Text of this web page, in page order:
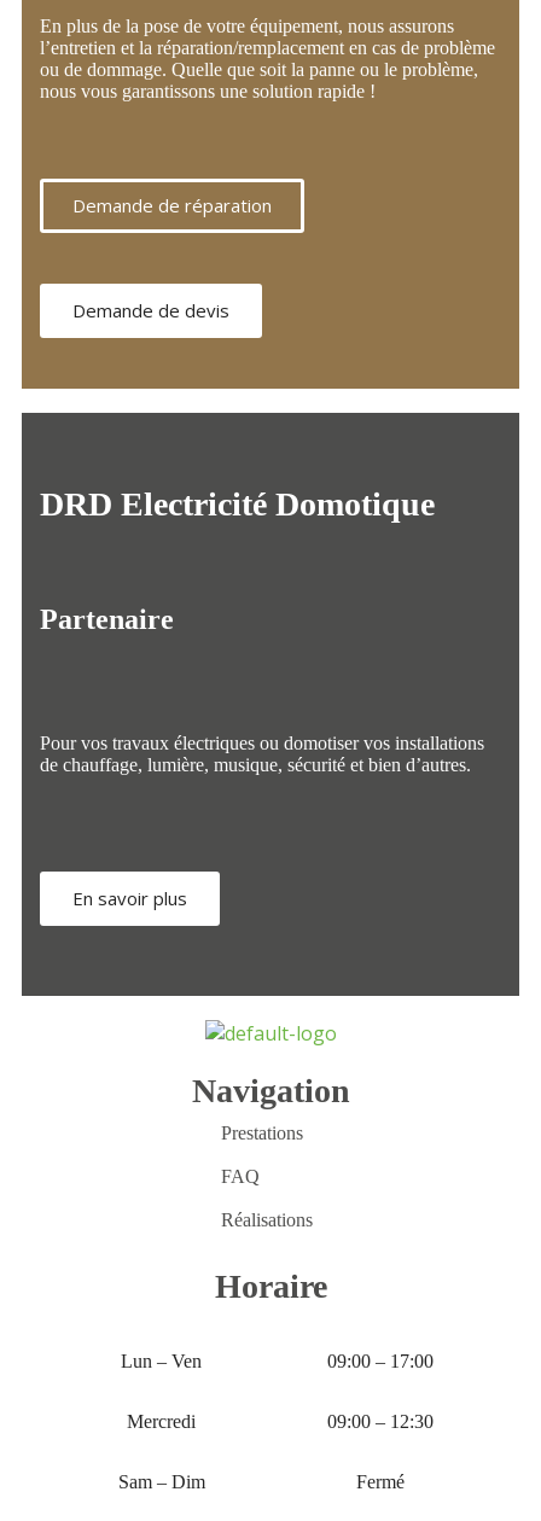
En plus de la pose de votre équipement, nous assurons
l’entretien et la réparation/remplacement en cas de problème
ou de dommage. Quelle que soit la panne ou le problème,
nous vous garantissons une solution rapide !
Demande de réparation
Demande de devis
DRD Electricité Domotique
Partenaire
Pour vos travaux électriques ou domotiser vos installations
de chauffage, lumière, musique, sécurité et bien d’autres.
En savoir plus
Navigation
Prestations
FAQ
Réalisations
Horaire
Lun – Ven 09:00 – 17:00
Mercredi 09:00 – 12:30
Sam – Dim Fermé